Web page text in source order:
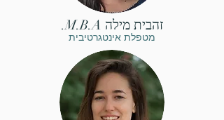
זהבית מילה M.B.A.
מטפלת אינטגרטיבית